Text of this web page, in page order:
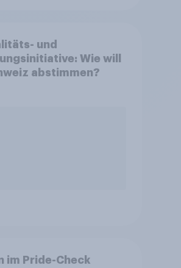
und
Wie will
abstimmen?
im Pride-Check